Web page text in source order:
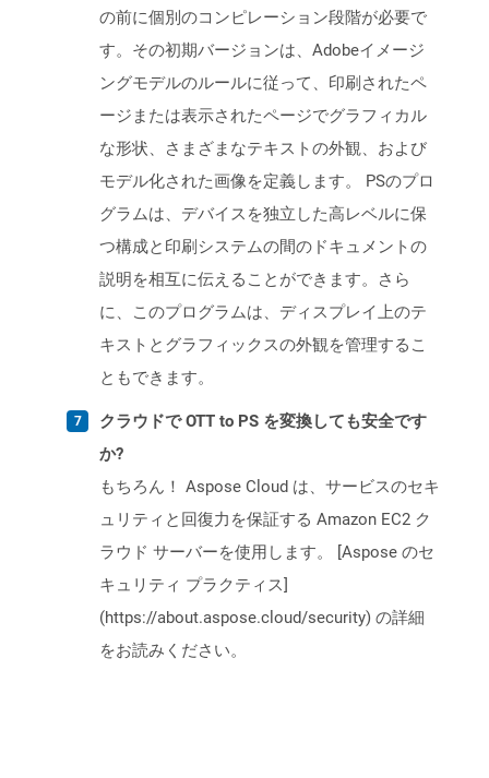
の前に個別のコンピレーション段階が必要で
す。その初期バージョンは、Adobeイメージ
ングモデルのルールに従って、印刷されたペ
ージまたは表示されたページでグラフィカル
な形状、さまざまなテキストの外観、および
モデル化された画像を定義します。 PSのプロ
グラムは、デバイスを独立した高レベルに保
つ構成と印刷システムの間のドキュメントの
説明を相互に伝えることができます。さら
に、このプログラムは、ディスプレイ上のテ
キストとグラフィックスの外観を管理するこ
ともできます。
クラウドで OTT to PS を変換しても安全です
か?
もちろん！ Aspose Cloud は、サービスのセキ
ュリティと回復力を保証する Amazon EC2 ク
ラウド サーバーを使用します。 [Aspose のセ
キュリティ プラクティス]
(https://about.aspose.cloud/security) の詳細
をお読みください。